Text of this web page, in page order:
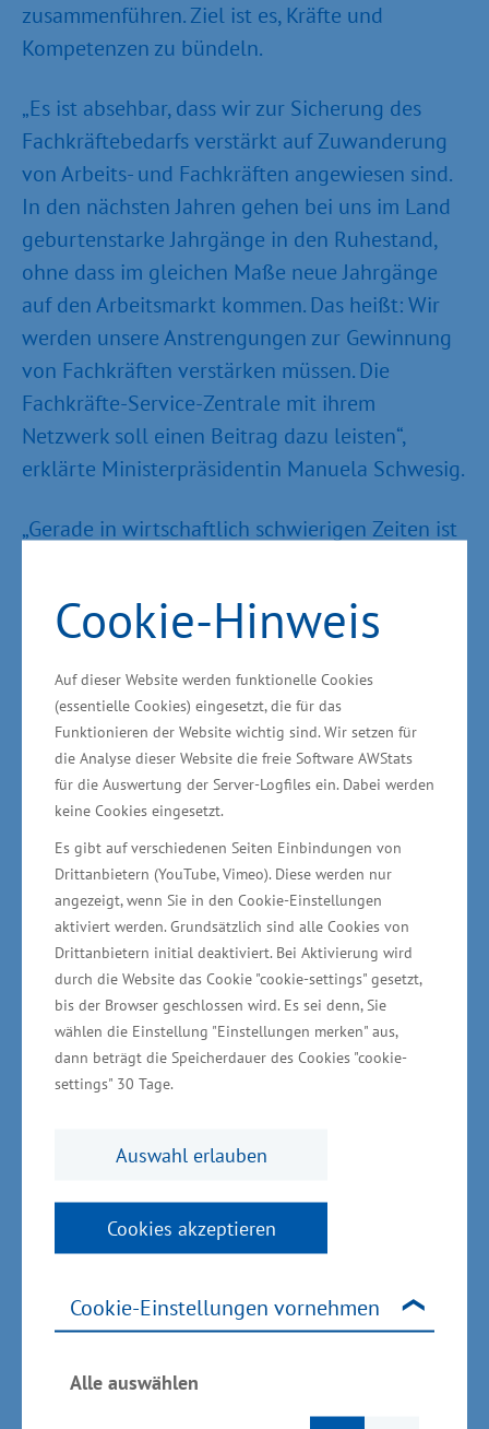
Cookie-Hinweis
Auf dieser Website werden funktionelle Cookies
(essentielle Cookies) eingesetzt, die für das
Funktionieren der Website wichtig sind. Wir setzen für
die Analyse dieser Website die freie Software AWStats
für die Auswertung der Server-Logfiles ein. Dabei werden
keine Cookies eingesetzt.
Es gibt auf verschiedenen Seiten Einbindungen von
Drittanbietern (YouTube, Vimeo). Diese werden nur
angezeigt, wenn Sie in den Cookie-Einstellungen
aktiviert werden. Grundsätzlich sind alle Cookies von
Drittanbietern initial deaktiviert. Bei Aktivierung wird
durch die Website das Cookie "cookie-settings" gesetzt,
bis der Browser geschlossen wird. Es sei denn, Sie
wählen die Einstellung "Einstellungen merken" aus,
dann beträgt die Speicherdauer des Cookies "cookie-
settings" 30 Tage.
Auswahl erlauben
Cookies akzeptieren
Cookie-Einstellungen vornehmen
Alle auswählen
zusammenführen. Ziel ist es, Kräfte und
Kompetenzen zu bündeln.
„Es ist absehbar, dass wir zur Sicherung des
Fachkräftebedarfs verstärkt auf Zuwanderung
von Arbeits- und Fachkräften angewiesen sind.
In den nächsten Jahren gehen bei uns im Land
geburtenstarke Jahrgänge in den Ruhestand,
ohne dass im gleichen Maße neue Jahrgänge
auf den Arbeitsmarkt kommen. Das heißt: Wir
werden unsere Anstrengungen zur Gewinnung
von Fachkräften verstärken müssen. Die
Fachkräfte-Service-Zentrale mit ihrem
Netzwerk soll einen Beitrag dazu leisten“,
erklärte Ministerpräsidentin Manuela Schwesig.
„Gerade in wirtschaftlich schwierigen Zeiten ist
und Auszubildende suchen, Unterstützung zu
Rekrutierungsbemühungen aus Drittstaaten.
Der Bedarf der Unternehmen ist momentan in
den Branchen und in den Regionen im Land
unterschiedlich ausgeprägt. Daher bin ich froh,
dass bestehende Behörden und Institutionen in
der Fachkräfte-Service-Zentrale
zusammenrücken und ab sofort ein tatkräftiges,
behördenübergreifendes Team bilden, das auch
digital gut erreichbar ist und landesweit wirken
soll. Den Unternehmen wird dadurch Arbeit
abgenommen und sie werden eng im gesamten
Prozess der gesteuerten Erwerbsmigration
begleitet – wenn sie dies wünschen“, erklärte
Tourismus und Arbeit Dr. Wolfgang Blank.
„Für die überwiegend kleinen und mittleren
Unternehmen in unserem Land stellt die
Entlastung dar. Unternehmerinnen und
Unternehmern fehlen neben ihrem
Kerngeschäft die Ressourcen und Kapazitäten,